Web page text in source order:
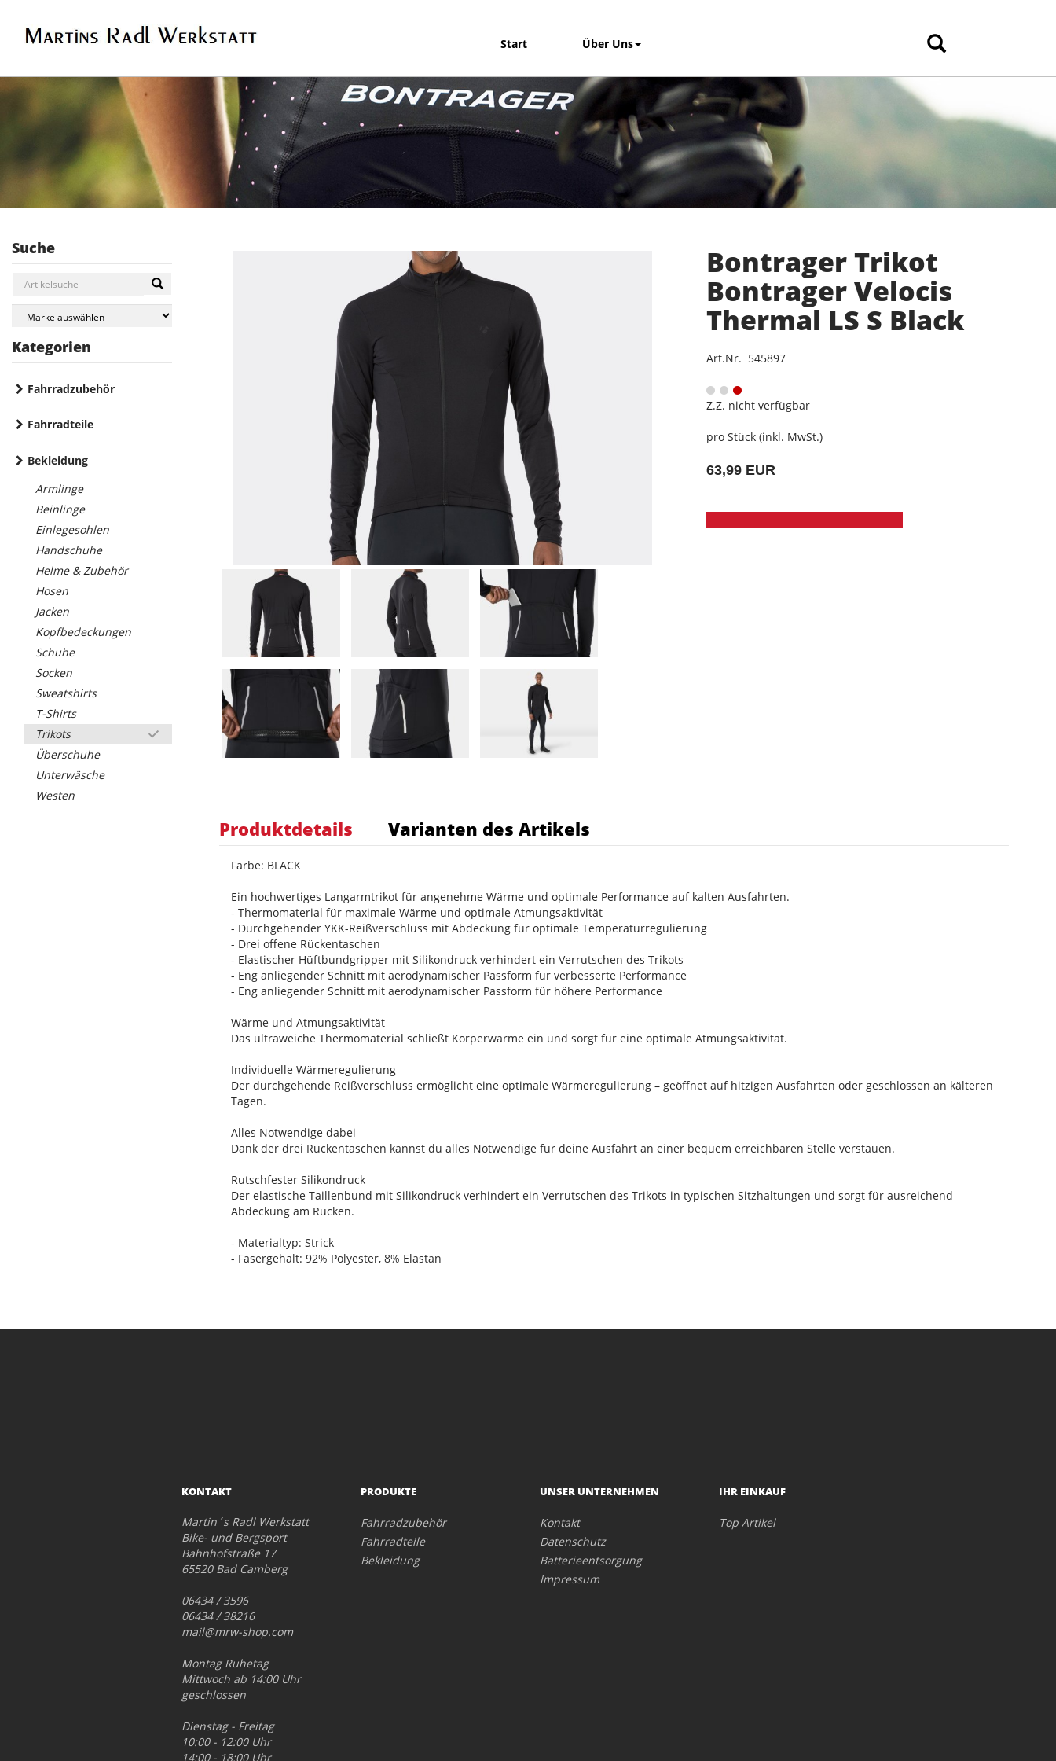
Start Über Uns
Suche
Kategorien
Fahrradzubehör
Fahrradteile
Bekleidung
Armlinge
Beinlinge
Einlegesohlen
Handschuhe
Helme & Zubehör
Hosen
Jacken
Kopfbedeckungen
Schuhe
Socken
Sweatshirts
T-Shirts
Trikots
Überschuhe
Unterwäsche
Westen
Bontrager Trikot
Bontrager Velocis
Thermal LS S Black
Art.Nr. 545897
Z.Z. nicht verfügbar
pro Stück (inkl. MwSt.)
63,99 EUR
Produktdetails Varianten des Artikels
Farbe: BLACK
Ein hochwertiges Langarmtrikot für angenehme Wärme und optimale Performance auf kalten Ausfahrten.
- Thermomaterial für maximale Wärme und optimale Atmungsaktivität
- Durchgehender YKK-Reißverschluss mit Abdeckung für optimale Temperaturregulierung
- Drei offene Rückentaschen
- Elastischer Hüftbundgripper mit Silikondruck verhindert ein Verrutschen des Trikots
- Eng anliegender Schnitt mit aerodynamischer Passform für verbesserte Performance
- Eng anliegender Schnitt mit aerodynamischer Passform für höhere Performance
Wärme und Atmungsaktivität
Das ultraweiche Thermomaterial schließt Körperwärme ein und sorgt für eine optimale Atmungsaktivität.
Individuelle Wärmeregulierung
Der durchgehende Reißverschluss ermöglicht eine optimale Wärmeregulierung – geöffnet auf hitzigen Ausfahrten oder geschlossen an kälteren
Tagen.
Alles Notwendige dabei
Dank der drei Rückentaschen kannst du alles Notwendige für deine Ausfahrt an einer bequem erreichbaren Stelle verstauen.
Rutschfester Silikondruck
Der elastische Taillenbund mit Silikondruck verhindert ein Verrutschen des Trikots in typischen Sitzhaltungen und sorgt für ausreichend
Abdeckung am Rücken.
- Materialtyp: Strick
- Fasergehalt: 92% Polyester, 8% Elastan
KONTAKT
Martin´s Radl Werkstatt
Bike- und Bergsport
Bahnhofstraße 17
65520 Bad Camberg
06434 / 3596
06434 / 38216
mail@mrw-shop.com
Montag Ruhetag
Mittwoch ab 14:00 Uhr
geschlossen
Dienstag - Freitag
10:00 - 12:00 Uhr
14:00 - 18:00 Uhr
PRODUKTE
Fahrradzubehör
Fahrradteile
Bekleidung
UNSER UNTERNEHMEN
Kontakt
Datenschutz
Batterieentsorgung
Impressum
IHR EINKAUF
Top Artikel